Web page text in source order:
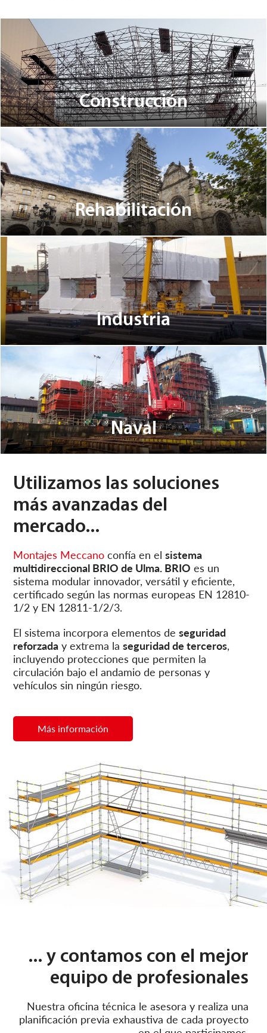
Construcción
Rehabilitación
Industria
Naval
Utilizamos las soluciones
más avanzadas del
mercado...
Montajes Meccanoconfía en elsistema
multidireccional BRIO de Ulma. BRIO es un
sistema modular innovador, versátil y eficiente,
certificado según las normas europeas EN 12810-
1/2 y EN 12811-1/2/3.
El sistema incorpora elementos deseguridad
reforzada yextrema laseguridad de terceros,
incluyendo protecciones que permiten la
circulación bajo el andamio de personas y
vehículos sin ningún riesgo.
Más información
... y contamos con el mejor
equipo de profesionales
Nuestra oficina técnica le asesora y realiza una
planificación previa exhaustiva de cada proyecto